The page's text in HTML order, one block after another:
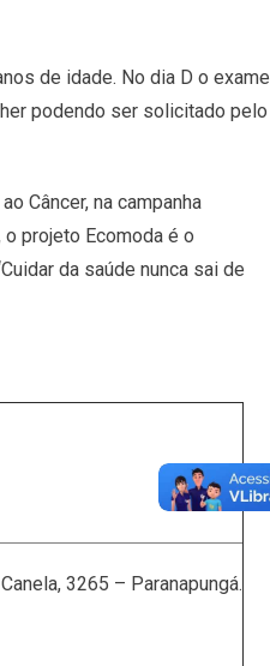
de idade. No dia D o exame
podendo ser solicitado pelo
Câncer, na campanha
projeto Ecomoda é o
da saúde nunca sai de
3265 – Paranapungá.